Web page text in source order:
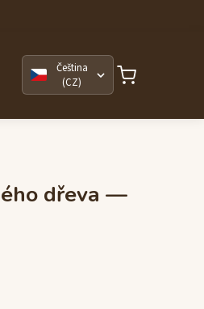
Čeština
(CZ)
dřeva —